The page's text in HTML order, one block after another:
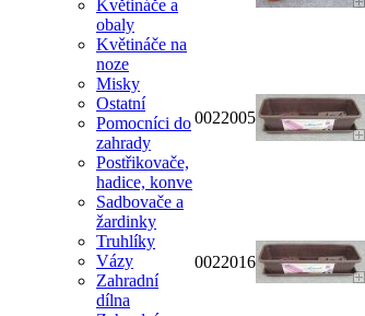
Květináče a
obaly
Květináče na
noze
Misky
Ostatní
Pomocníci do
zahrady
Postřikovače,
hadice, konve
Sadbovače a
žardinky
Truhlíky
Vázy
Zahradní
dílna
0022005
0022016